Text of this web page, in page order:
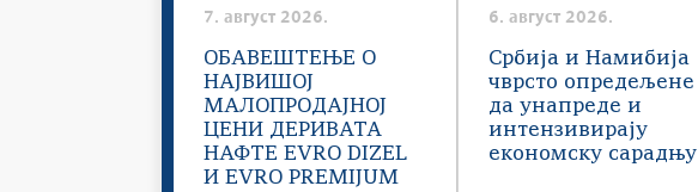
7. август 2026.
ОБАВЕШТЕЊЕ О
НАЈВИШОЈ
МАЛОПРОДАЈНОЈ
ЦЕНИ ДЕРИВАТА
НАФТЕ EVRO DIZEL
И EVRO PREMIJUM
6. август 2026.
Србија и Намибија
чврсто опредељене
да унапреде и
интензивирају
економску сарадњу